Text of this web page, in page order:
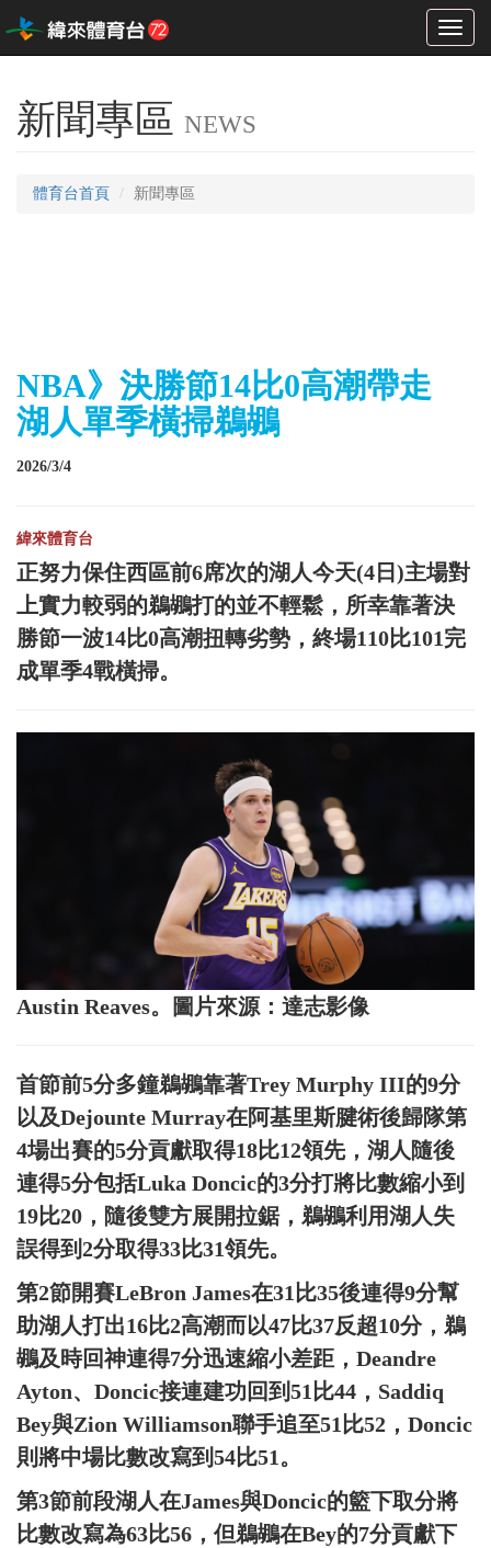
Toggle
新聞專區 NEWS
體育台首頁 新聞專區
NBA》決勝節14比0高潮帶走
湖人單季橫掃鵜鶘
2026/3/4
緯來體育台
正努力保住西區前6席次的湖人今天(4日)主場對
上實力較弱的鵜鶘打的並不輕鬆，所幸靠著決
勝節一波14比0高潮扭轉劣勢，終場110比101完
成單季4戰橫掃。
Austin Reaves。圖片來源：達志影像
首節前5分多鐘鵜鶘靠著Trey Murphy III的9分
以及Dejounte Murray在阿基里斯腱術後歸隊第
4場出賽的5分貢獻取得18比12領先，湖人隨後
連得5分包括Luka Doncic的3分打將比數縮小到
19比20，隨後雙方展開拉鋸，鵜鶘利用湖人失
誤得到2分取得33比31領先。
第2節開賽LeBron James在31比35後連得9分幫
助湖人打出16比2高潮而以47比37反超10分，鵜
鶘及時回神連得7分迅速縮小差距，Deandre
Ayton、Doncic接連建功回到51比44，Saddiq
Bey與Zion Williamson聯手追至51比52，Doncic
則將中場比數改寫到54比51。
第3節前段湖人在James與Doncic的籃下取分將
比數改寫為63比56，但鵜鶘在Bey的7分貢獻下